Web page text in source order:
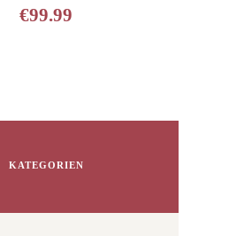
€99.99
KATEGORIEN